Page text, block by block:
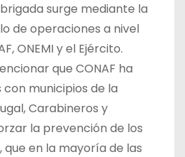
surge mediante la
de operaciones a nivel
ONEMI y el Ejército.
que CONAF ha
municipios de la
Carabineros y
la prevención de los
en la mayoría de las